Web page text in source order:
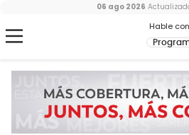
Hable
06 ago 2026